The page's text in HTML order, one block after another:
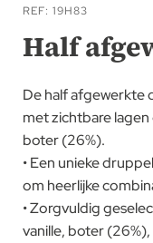
naar
het
begin
de
afbeeldingen-
gallerij
REF 19H83
Half
De half afgewerkte
met zichtbare
boter (26%).
• Een unieke
om heerlijke
• Zorgvuldig
vanille, boter